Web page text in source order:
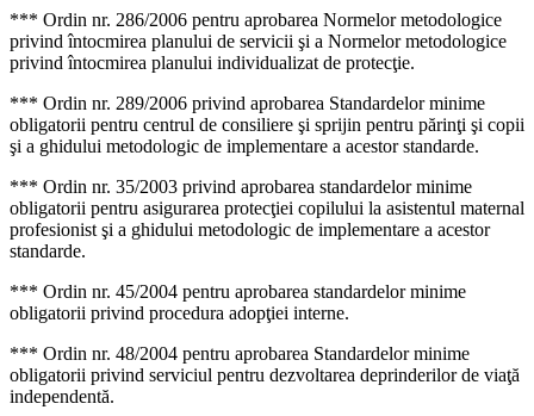
*** Ordin nr. 286/2006 pentru aprobarea Normelor metodologice
privind întocmirea planului de servicii şi a Normelor metodologice
privind întocmirea planului individualizat de protecţie.
*** Ordin nr. 289/2006 privind aprobarea Standardelor minime
obligatorii pentru centrul de consiliere şi sprijin pentru părinţi şi copii
şi a ghidului metodologic de implementare a acestor standarde.
*** Ordin nr. 35/2003 privind aprobarea standardelor minime
obligatorii pentru asigurarea protecţiei copilului la asistentul maternal
profesionist şi a ghidului metodologic de implementare a acestor
standarde.
*** Ordin nr. 45/2004 pentru aprobarea standardelor minime
obligatorii privind procedura adopţiei interne.
*** Ordin nr. 48/2004 pentru aprobarea Standardelor minime
obligatorii privind serviciul pentru dezvoltarea deprinderilor de viaţă
independentă.